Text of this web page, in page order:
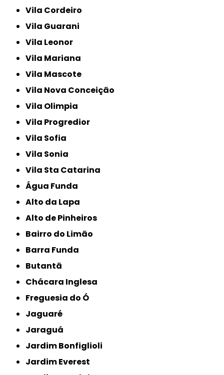
Vila Cordeiro
Vila Guarani
Vila Leonor
Vila Mariana
Vila Mascote
Vila Nova Conceição
Vila Olimpia
Vila Progredior
Vila Sofia
Vila Sonia
Vila Sta Catarina
Água Funda
Alto da Lapa
Alto de Pinheiros
Bairro do Limão
Barra Funda
Butantã
Chácara Inglesa
Freguesia do Ó
Jaguaré
Jaraguá
Jardim Bonfiglioli
Jardim Everest